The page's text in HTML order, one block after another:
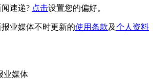
速递? 点击设置您的偏好。
业媒体不时更新的使用条款及个人资料
业媒体